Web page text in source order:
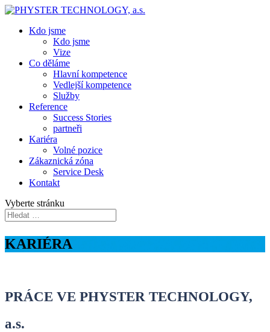
Kdo jsme
Kdo jsme
Vize
Co děláme
Hlavní kompetence
Vedlejší kompetence
Služby
Reference
Success Stories
partneři
Kariéra
Volné pozice
Zákaznická zóna
Service Desk
Kontakt
Vyberte stránku
KARIÉRA
PRÁCE VE PHYSTER TECHNOLOGY,
a.s.